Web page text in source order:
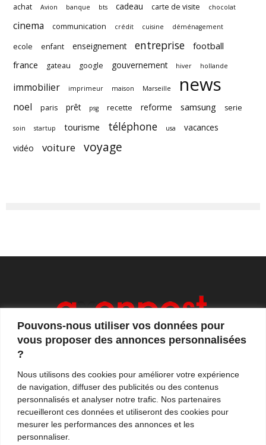
Pouvons-nous utiliser vos données pour
vous proposer des annonces personnalisées
?
Nous utilisons des cookies pour améliorer votre expérience
de navigation, diffuser des publicités ou des contenus
personnalisés et analyser notre trafic. Nos partenaires
recueilleront ces données et utiliseront des cookies pour
mesurer les performances des annonces et les
personnaliser.
achat Avion banque bts cadeau carte de visite chocolat
cinema communication crédit cuisine déménagement
ecole enfant enseignement entreprise
football
france
gateau google gouvernement hiver hollande
immobilier imprimeur maison Marseille news
noel paris prêt psg recette reforme samsung serie
soin startup tourisme téléphone usa
vacances
vidéo
voiture voyage
et de tendances. Notre équipe de journalistes vous
propose quotidiennement de suivre l'actualité en
France et à l'international.
Contactez-nous:contact@axonpost.com